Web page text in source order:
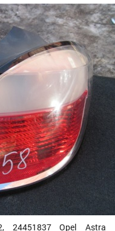
24451837 Opel Astra